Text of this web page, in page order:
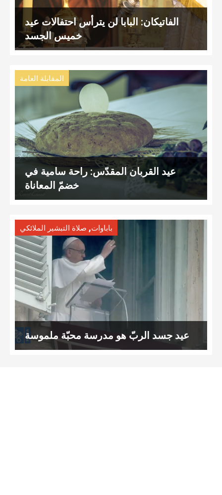
الفاتيكان: البابا لن يترأس احتفالات عيد
خميس الجسد
المقابلة العامة
عيد القربان المقدّس: راحة سامية في
خضمّ المعاناة
باباوات, صلاة التبشير الملائكي
عيد جسد الربّ هو مدرسة محبّة ملموسة